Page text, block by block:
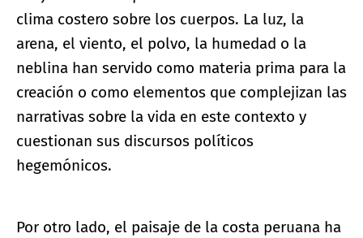
clima costero sobre los cuerpos. La luz, la
arena, el viento, el polvo, la humedad o la
neblina han servido como materia prima para la
creación o como elementos que complejizan las
narrativas sobre la vida en este contexto y
cuestionan sus discursos políticos
hegemónicos.
Por otro lado, el paisaje de la costa peruana ha